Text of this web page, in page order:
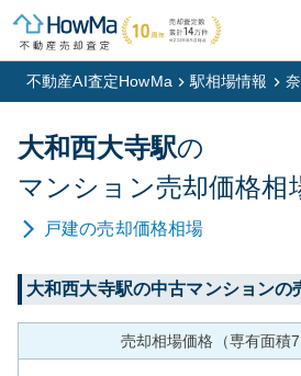
不動産AI査定HowMa 駅相場情報
大和西大寺駅の
マンション売却価格相
戸建の売却価格相場
大和西大寺駅の中古マンションの
売却相場価格（専有面積